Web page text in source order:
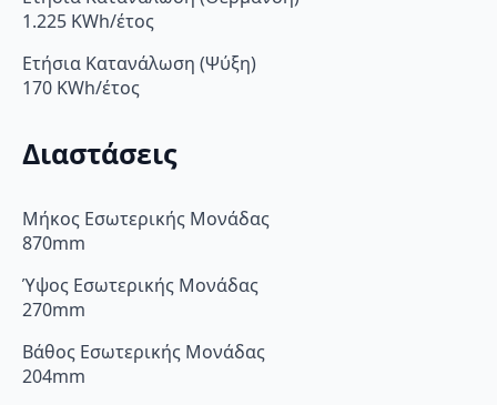
1.225 KWh/έτος
Ετήσια Κατανάλωση (Ψύξη)
170 KWh/έτος
Διαστάσεις
Μήκος Εσωτερικής Μονάδας
870mm
Ύψος Εσωτερικής Μονάδας
270mm
Βάθος Εσωτερικής Μονάδας
204mm